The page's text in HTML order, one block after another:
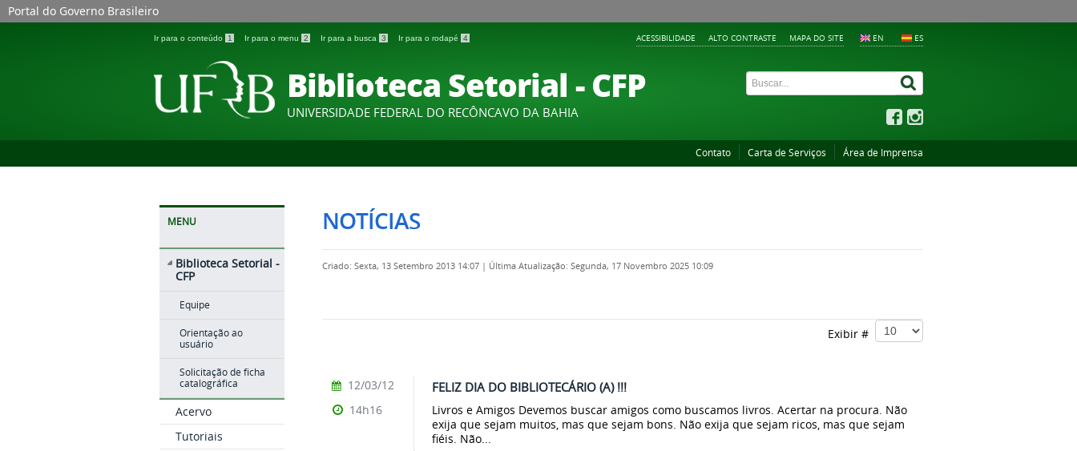
Portal do Governo Brasileiro
Ir para o conteúdo 1 Ir para o menu 2 Ir para a busca 3 Ir para o rodapé 4 EN ES
ACESSIBILIDADE ALTO CONTRASTE MAPA DO SITE
Biblioteca Setorial - CFP
UNIVERSIDADE FEDERAL DO RECÔNCAVO DA BAHIA
Contato Carta de Serviços Área de Imprensa
MENU
Biblioteca Setorial -
CFP
Equipe
Orientação ao
usuário
Solicitação de ficha
catalográfica
Acervo
Tutoriais
NOTÍCIAS
Criado: Sexta, 13 Setembro 2013 14:07 | Última Atualização: Segunda, 17 Novembro 2025 10:09
Exibir #
FELIZ DIA DO BIBLIOTECÁRIO (A) !!!
Livros e Amigos Devemos buscar amigos como buscamos livros. Acertar na procura. Não
exija que sejam muitos, mas que sejam bons. Não exija que sejam ricos, mas que sejam
fiéis. Não...
12/03/12
14h16